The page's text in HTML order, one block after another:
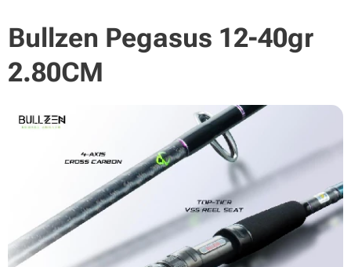
Bullzen Pegasus 12-40gr
2.80CM